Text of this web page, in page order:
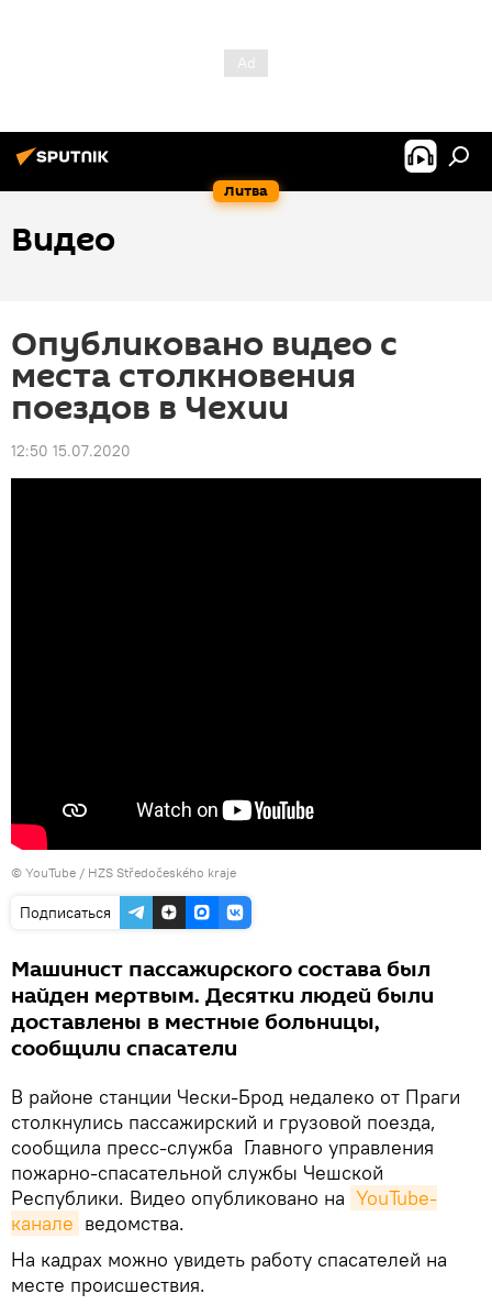
Литва
Видео
Опубликовано видео с
места столкновения
поездов в Чехии
12:50 15.07.2020
© YouTube / HZS Středočeského kraje
Подписаться
Машинист пассажирского состава был
найден мертвым. Десятки людей были
доставлены в местные больницы,
сообщили спасатели
В районе станции Чески-Брод недалеко от Праги
столкнулись пассажирский и грузовой поезда,
сообщила пресс-служба Главного управления
пожарно-спасательной службы Чешской
Республики. Видео опубликовано на YouTube-
канале ведомства.
На кадрах можно увидеть работу спасателей на
месте происшествия.